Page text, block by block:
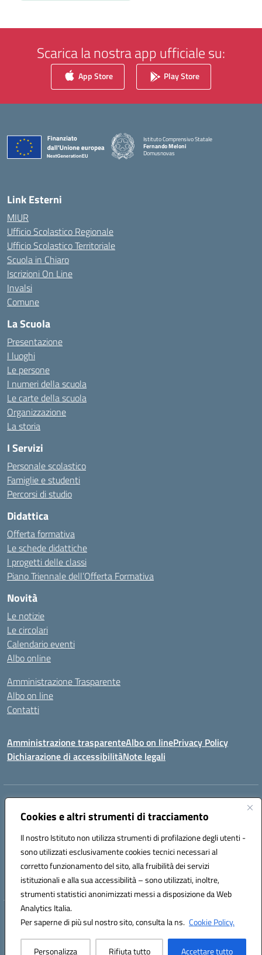
Cookies e altri strumenti di tracciamento
Il nostro Istituto non utilizza strumenti di profilazione degli utenti -
sono utilizzati esclusivamente cookies tecnici necessari al
corretto funzionamento del sito, alla fruibilità dei servizi
istituzionali e alla sua accessibilità – sono utilizzati, inoltre,
strumenti statistici anonimizzati messi a disposizione da Web
Analytics Italia.
Per saperne di più sul nostro sito, consulta la ns. Cookie Policy.
Personalizza Rifiuta tutto Accettare tutto
Scarica la nostra app ufficiale su:
App Store Play Store
Istituto Comprensivo Statale
Fernando Meloni
Domusnovas
Link Esterni
MIUR
Ufficio Scolastico Regionale
Ufficio Scolastico Territoriale
Scuola in Chiaro
Iscrizioni On Line
Invalsi
Comune
La Scuola
Presentazione
I luoghi
Le persone
I numeri della scuola
Le carte della scuola
Organizzazione
La storia
I Servizi
Personale scolastico
Famiglie e studenti
Percorsi di studio
Didattica
Offerta formativa
Le schede didattiche
I progetti delle classi
Piano Triennale dell’Offerta Formativa
Novità
Le notizie
Le circolari
Calendario eventi
Albo online
Amministrazione Trasparente
Albo on line
Contatti
Amministrazione trasparenteAlbo on linePrivacy Policy
Dichiarazione di accessibilitàNote legali
Indirizzo:
Centralino:078170786 Email:caic875002@istruzione.it
Codice fiscale: 90027700922
Codice meccanografico:
CAIC875002
Codice unico di fatturazione (CUF): UFVRG0
Hosting & Powered by 3D Solution S.r.l.
Concept & Design by Designers Italia